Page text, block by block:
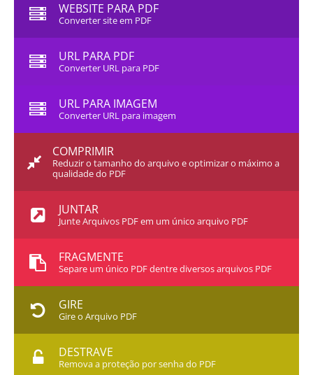
WEBSITE PARA PDF
Converter site em PDF
URL PARA PDF
Converter URL para PDF
URL PARA IMAGEM
Converter URL para imagem
COMPRIMIR
Reduzir o tamanho do arquivo e optimizar o máximo a
qualidade do PDF
JUNTAR
Junte Arquivos PDF em um único arquivo PDF
FRAGMENTE
Separe um único PDF dentre diversos arquivos PDF
GIRE
Gire o Arquivo PDF
DESTRAVE
Remova a proteção por senha do PDF